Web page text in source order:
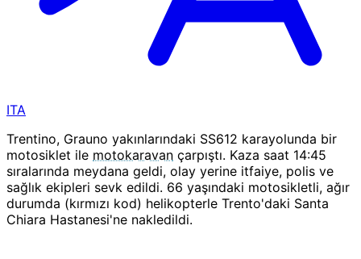
ITA
Trentino, Grauno yakınlarındaki SS612 karayolunda bir
motosiklet ile motokaravan çarpıştı. Kaza saat 14:45
sıralarında meydana geldi, olay yerine itfaiye, polis ve
sağlık ekipleri sevk edildi. 66 yaşındaki motosikletli, ağır
durumda (kırmızı kod) helikopterle Trento'daki Santa
Chiara Hastanesi'ne nakledildi.